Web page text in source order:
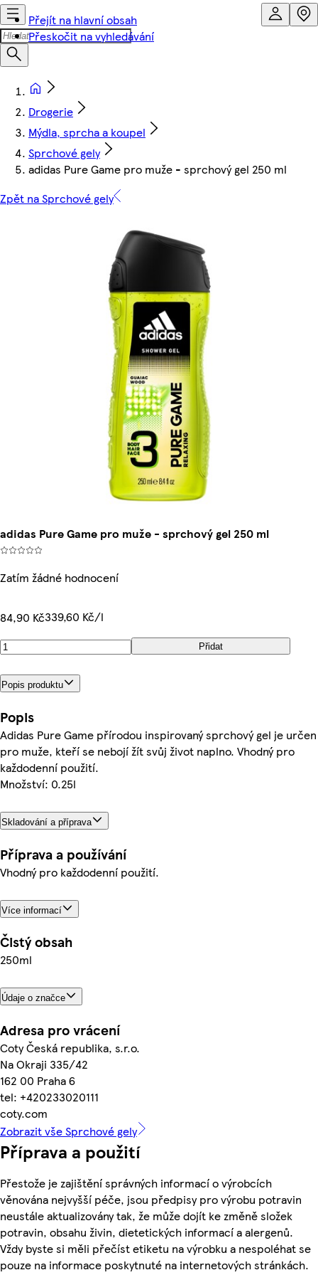
Přejít na hlavní obsah
Přeskočit na vyhledávání
Drogerie
Mýdla, sprcha a koupel
Sprchové gely
adidas Pure Game pro muže - sprchový gel 250 ml
Zpět na Sprchové gely
adidas Pure Game pro muže - sprchový gel 250 ml
Zatím žádné hodnocení
84,90 Kč339,60 Kč/l
Přidat
Popis produktu
Popis
Adidas Pure Game přírodou inspirovaný sprchový gel je určen
pro muže, kteří se nebojí žít svůj život naplno. Vhodný pro
každodenní použití.
Množství: 0.25l
Skladování a příprava
Příprava a používání
Vhodný pro každodenní použití.
Více informací
Čistý obsah
250ml
Údaje o značce
Adresa pro vrácení
Coty Česká republika, s.r.o.
Na Okraji 335/42
162 00 Praha 6
tel: +420233020111
coty.com
Zobrazit vše Sprchové gely
Příprava a použití
Přestože je zajištění správných informací o výrobcích
věnována nejvyšší péče, jsou předpisy pro výrobu potravin
neustále aktualizovány tak, že může dojít ke změně složek
potravin, obsahu živin, dietetických informací a alergenů.
Vždy byste si měli přečíst etiketu na výrobku a nespoléhat se
pouze na informace poskytnuté na internetových stránkách.